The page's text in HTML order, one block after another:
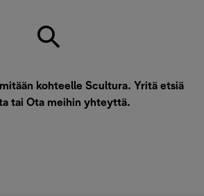
kohteelle Scultura. Yritä etsiä
tai Ota meihin yhteyttä.